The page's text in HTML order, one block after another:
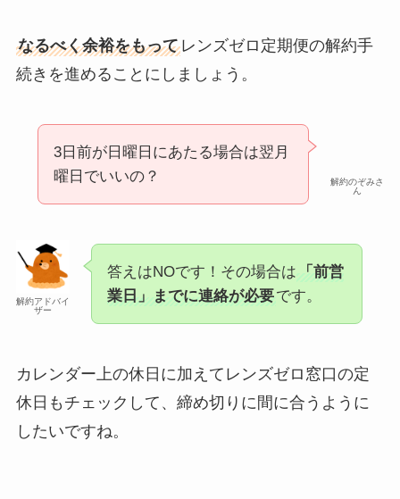
なるべく余裕をもってレンズゼロ定期便の解約手
続きを進めることにしましょう。
解約のぞみさ
ん
3日前が日曜日にあたる場合は翌月
曜日でいいの？
解約アドバイ
ザー
答えはNOです！その場合は
「前営
業日」までに連絡が必要です。
カレンダー上の休日に加えてレンズゼロ窓口の定
休日もチェックして、締め切りに間に合うように
したいですね。